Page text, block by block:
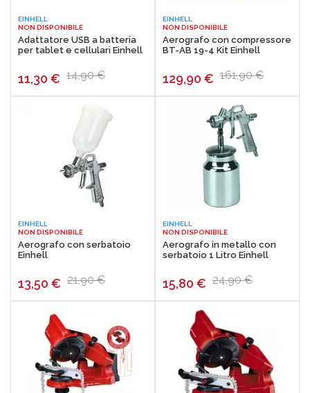
EINHELL
NON DISPONIBILE
Adattatore USB a batteria
per tablet e cellulari Einhell
11,30 € 14,90 €
EINHELL
NON DISPONIBILE
Aerografo con compressore
BT-AB 19-4 Kit Einhell
129,90 € 161,90 €
EINHELL
NON DISPONIBILE
Aerografo con serbatoio
Einhell
13,50 € 21,90 €
EINHELL
NON DISPONIBILE
Aerografo in metallo con
serbatoio 1 Litro Einhell
15,80 € 24,90 €